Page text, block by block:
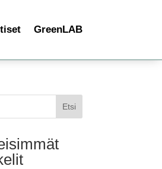
GreenLAB
Etsi